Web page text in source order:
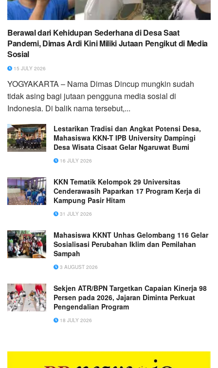
Berawal dari Kehidupan Sederhana di Desa Saat
Pandemi, Dimas Ardi Kini Miliki Jutaan Pengikut di Media
Sosial
15 JULY 2026
YOGYAKARTA – Nama Dimas Dincup mungkin sudah
tidak asing bagi jutaan pengguna media sosial di
Indonesia. Di balik nama tersebut,...
Lestarikan Tradisi dan Angkat Potensi Desa,
Mahasiswa KKN-T IPB University Dampingi
Desa Wisata Cisaat Gelar Ngaruwat Bumi
16 JULY 2026
KKN Tematik Kelompok 29 Universitas
Cenderawasih Paparkan 17 Program Kerja di
Kampung Pasir Hitam
31 JULY 2026
Mahasiswa KKNT Unhas Gelombang 116 Gelar
Sosialisasi Perubahan Iklim dan Pemilahan
Sampah
3 AUGUST 2026
Sekjen ATR/BPN Targetkan Capaian Kinerja 98
Persen pada 2026, Jajaran Diminta Perkuat
Pengendalian Program
18 JULY 2026